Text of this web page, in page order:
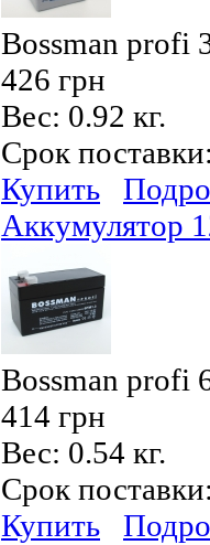
Bossman profi
426 грн
Вес: 0.92 кг.
Срок
Купить
Аккумулятор
Bossman profi
414 грн
Вес: 0.54 кг.
Срок
Купить